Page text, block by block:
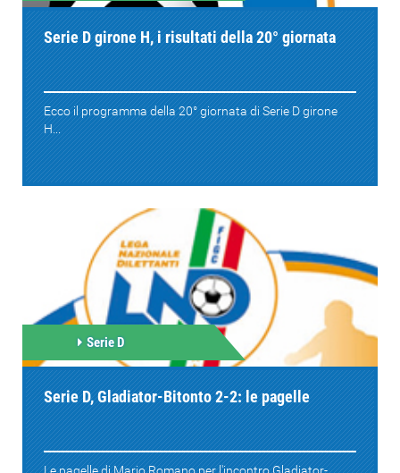
Serie D girone H, i risultati della 20° giornata
Ecco il programma della 20° giornata di Serie D girone
H...
Serie D
Serie D, Gladiator-Bitonto 2-2: le pagelle
Le pagelle di Mario Romano per l'incontro Gladiator-